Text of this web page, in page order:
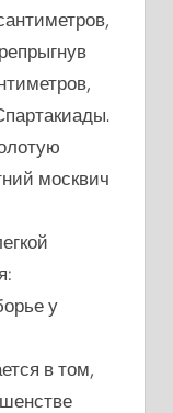
москвич
у
в том,